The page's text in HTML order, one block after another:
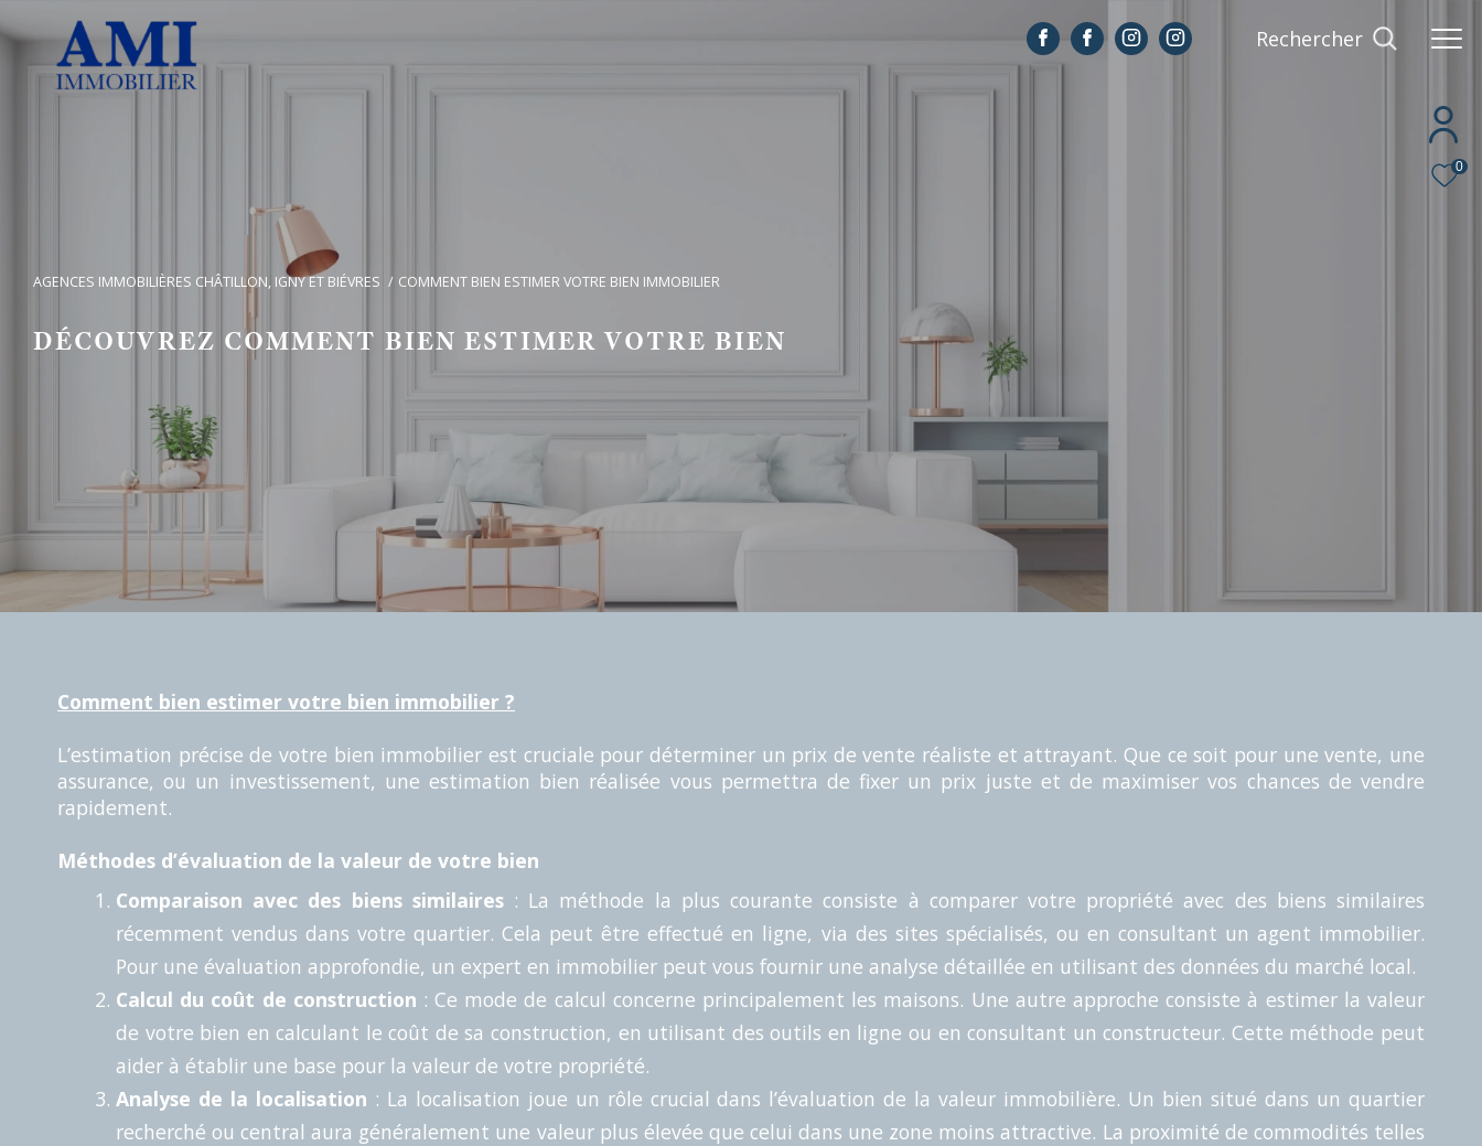
0
Rechercher
AGENCES IMMOBILIÈRES CHÂTILLON, IGNY ET BIÉVRES COMMENT BIEN ESTIMER VOTRE BIEN IMMOBILIER
DÉCOUVREZ COMMENT BIEN ESTIMER VOTRE BIEN
Comment bien estimer votre bien immobilier ?
L’estimation précise de votre bien immobilier est cruciale pour déterminer un prix de vente réaliste et attrayant. Que ce soit pour une vente, une
assurance, ou un investissement, une estimation bien réalisée vous permettra de fixer un prix juste et de maximiser vos chances de vendre
rapidement.
Méthodes d’évaluation de la valeur de votre bien
Comparaison avec des biens similaires: La méthode la plus courante consiste à comparer votre propriété avec des biens similaires
récemment vendus dans votre quartier. Cela peut être effectué en ligne, via des sites spécialisés, ou en consultant un agent immobilier.
Pour une évaluation approfondie, un expert en immobilier peut vous fournir une analyse détaillée en utilisant des données du marché local.
Calcul du coût de construction : Ce mode de calcul concerne principalement les maisons. Une autre approche consiste à estimer la valeur
de votre bien en calculant le coût de sa construction, en utilisant des outils en ligne ou en consultant un constructeur. Cette méthode peut
aider à établir une base pour la valeur de votre propriété.
Analyse de la localisation : La localisation joue un rôle crucial dans l’évaluation de la valeur immobilière. Un bien situé dans un quartier
recherché ou central aura généralement une valeur plus élevée que celui dans une zone moins attractive. La proximité de commodités telles